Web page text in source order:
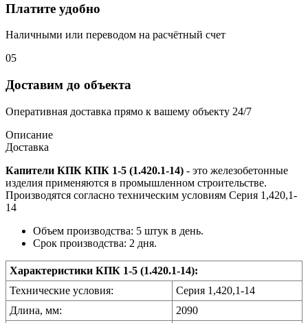
Платите удобно
Наличными или переводом на расчётный счет
05
Доставим до объекта
Оперативная доставка прямо к вашему объекту 24/7
Описание
Доставка
Капители КПК КПК 1-5 (1.420.1-14) - это железобетонные
изделия применяются в промышленном строительстве.
Производятся согласно техническим условиям Серия 1,420,1-
14
Объем производства: 5 штук в день.
Срок производства: 2 дня.
Характеристики КПК 1-5 (1.420.1-14):
Технические условия:
Серия 1,420,1-14
Длина, мм:
2090